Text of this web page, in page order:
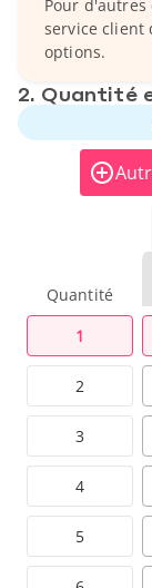
Pour
service client
options.
2. Quantité
Quantité
1
2
3
4
5